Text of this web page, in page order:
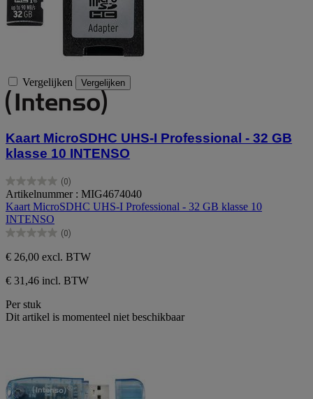
Vergelijken Vergelijken
Kaart MicroSDHC UHS-I Professional - 32 GB
klasse 10 INTENSO
(0)
0.0
van
de
5
sterren.
Artikelnummer : MIG4674040
Kaart MicroSDHC UHS-I Professional - 32 GB klasse 10
INTENSO
(0)
0.0
van
de
5
sterren.
€ 26,00 excl. BTW
€ 31,46 incl. BTW
Per stuk
Dit artikel is momenteel niet beschikbaar